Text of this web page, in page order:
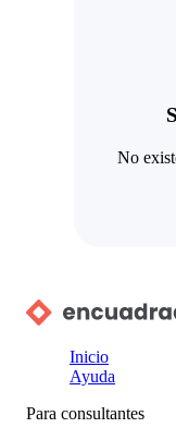
No
Inicio
Ayuda
Para consultantes